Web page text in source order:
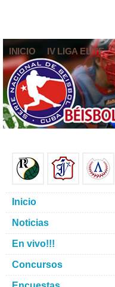
INICIO IV LIGA ELITE
Inicio
Noticias
En vivo!!!
Concursos